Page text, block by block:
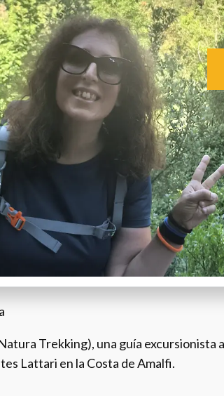
Trekking), una guía excursionista
Lattari en la Costa de Amalfi.